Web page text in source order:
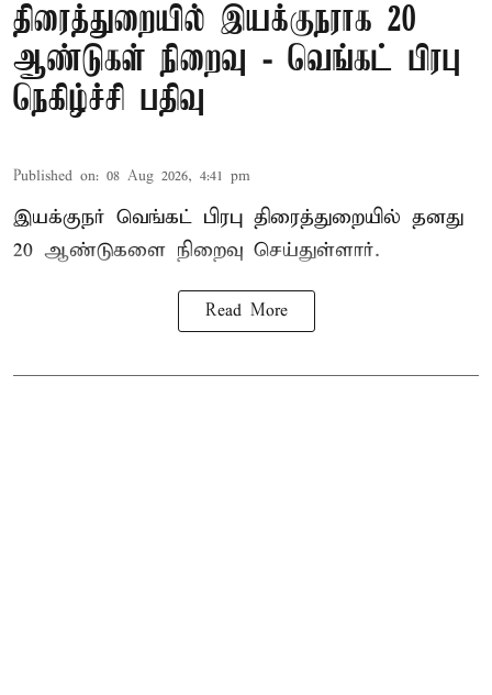
திரைத்துறையில் இயக்குநராக 20
ஆண்டுகள் நிறைவு - வெங்கட் பிரபு
நெகிழ்ச்சி பதிவு
Published on: 08 Aug 2026, 4:41 pm
இயக்குநர் வெங்கட் பிரபு திரைத்துறையில் தனது
20 ஆண்டுகளை நிறைவு செய்துள்ளார்.
Read More